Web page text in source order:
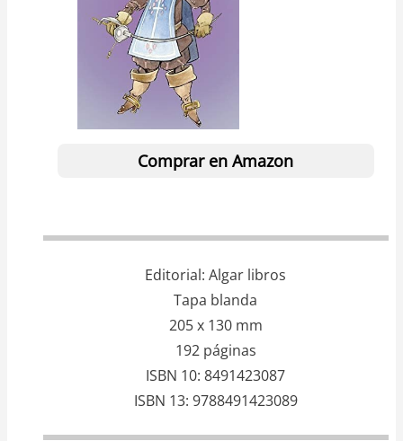
Comprar en Amazon
Editorial Algar libros
Tapa blanda
205 x 130 mm
192 páginas
ISBN 10 8491423087
ISBN 13 9788491423089